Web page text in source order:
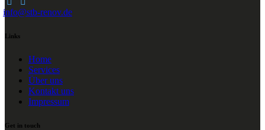
info@stb-renov.de
Links
Home
Services
Über uns
Kontakt uns
Impressum
Get in touch